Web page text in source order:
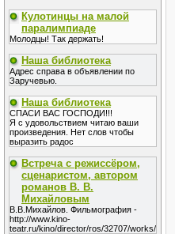
Кулотинцы на малой
паралимпиаде
Молодцы! Так держать!
Наша библиотека
Адрес справа в объявлении по
Заручевью.
Наша библиотека
СПАСИ ВАС ГОСПОДИ!!!
Я с удовольствием читаю ваши
произведения. Нет слов чтобы
выразить радос
Встреча с режиссёром,
сценаристом, автором
романов В. В.
Михайловым
В.В.Михайлов. Фильмография -
http://www.kino-
teatr.ru/kino/director/ros/32707/works/